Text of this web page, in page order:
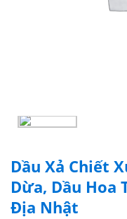
Dầu Xả Chiết
Dừa, Dầu Hoa
Địa Nhật